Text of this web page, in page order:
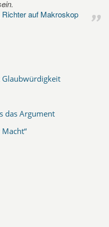
auf Makroskop
Glaubwürdigkeit
das Argument